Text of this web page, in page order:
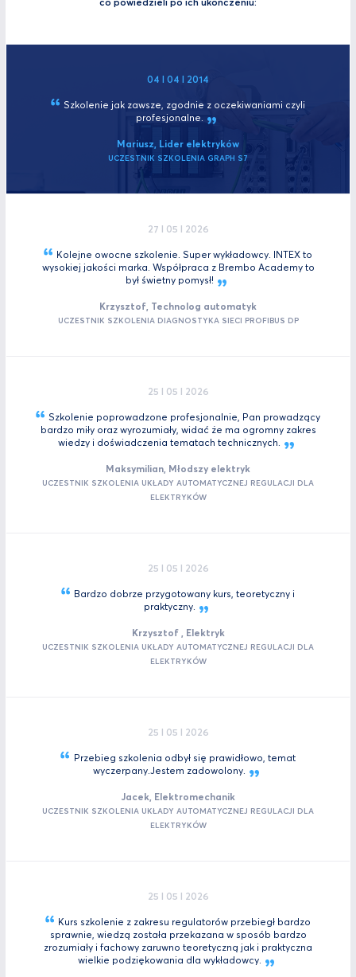
04 I 04 I 2014
Szkolenie jak zawsze, zgodnie z oczekiwaniami czyli
profesjonalne.
Mariusz, Lider elektryków
UCZESTNIK SZKOLENIA GRAPH S7
27 I 05 I 2026
Kolejne owocne szkolenie. Super wykładowcy. INTEX to
wysokiej jakości marka. Współpraca z Brembo Academy to
był świetny pomysł!
Krzysztof, Technolog automatyk
UCZESTNIK SZKOLENIA DIAGNOSTYKA SIECI PROFIBUS DP
25 I 05 I 2026
Szkolenie poprowadzone profesjonalnie, Pan prowadzący
bardzo miły oraz wyrozumiały, widać że ma ogromny zakres
wiedzy i doświadczenia tematachtechnicznych.
Maksymilian, Młodszy elektryk
UCZESTNIK SZKOLENIA UKŁADY AUTOMATYCZNEJ REGULACJI DLA
ELEKTRYKÓW
25 I 05 I 2026
Bardzo dobrze przygotowany kurs, teoretyczny i
praktyczny.
Krzysztof , Elektryk
UCZESTNIK SZKOLENIA UKŁADY AUTOMATYCZNEJ REGULACJI DLA
ELEKTRYKÓW
25 I 05 I 2026
Przebieg szkolenia odbył się prawidłowo, temat
wyczerpany.Jestem zadowolony.
Jacek, Elektromechanik
UCZESTNIK SZKOLENIA UKŁADY AUTOMATYCZNEJ REGULACJI DLA
ELEKTRYKÓW
25 I 05 I 2026
Kurs szkolenie z zakresu regulatorów przebiegł bardzo
sprawnie, wiedzą została przekazana w sposób bardzo
zrozumiały i fachowy zaruwno teoretyczną jak i praktyczna
wielkie podziękowania dla wykładowcy.